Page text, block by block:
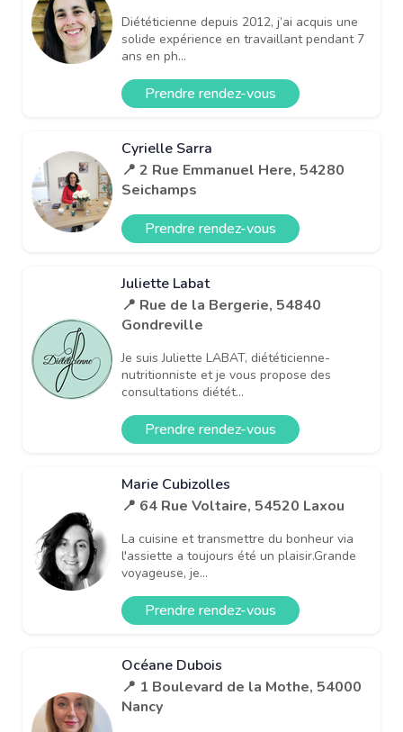
Diététicienne depuis 2012, j’ai acquis une
solide expérience en travaillant pendant 7
ans en ph...
Prendre rendez-vous
Cyrielle Sarra
📍 2 Rue Emmanuel Here, 54280
Seichamps
Prendre rendez-vous
Juliette Labat
📍 Rue de la Bergerie, 54840
Gondreville
Je suis Juliette LABAT, diététicienne-
nutritionniste et je vous propose des
consultations diétét...
Prendre rendez-vous
Marie Cubizolles
📍 64 Rue Voltaire, 54520 Laxou
La cuisine et transmettre du bonheur via
l'assiette a toujours été un plaisir.Grande
voyageuse, je...
Prendre rendez-vous
Océane Dubois
📍 1 Boulevard de la Mothe, 54000
Nancy